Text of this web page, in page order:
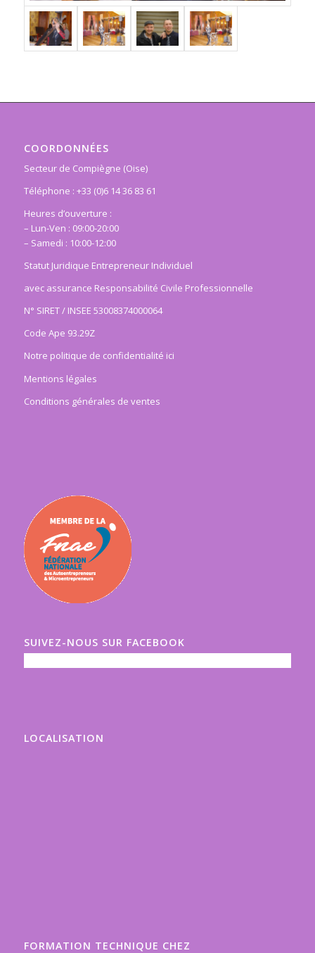
COORDONNÉES
Secteur de Compiègne (Oise)
Téléphone : +33 (0)6 14 36 83 61
Heures d’ouverture :
– Lun-Ven : 09:00-20:00
– Samedi : 10:00-12:00
Statut Juridique Entrepreneur Individuel
avec assurance Responsabilité Civile Professionnelle
N° SIRET / INSEE 53008374000064
Code Ape 93.29Z
Notre politique de confidentialité ici
Mentions légales
Conditions générales de ventes
SUIVEZ-NOUS SUR FACEBOOK
LOCALISATION
FORMATION TECHNIQUE CHEZ